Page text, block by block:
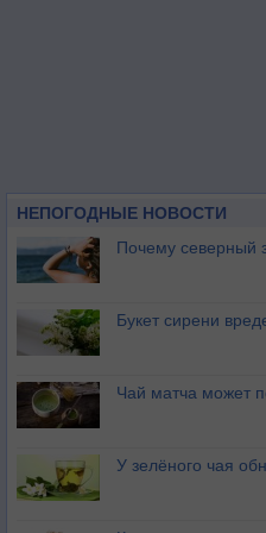
НЕПОГОДНЫЕ НОВОСТИ
Почему северный
Букет сирени
Чай матча может
У зелёного чая